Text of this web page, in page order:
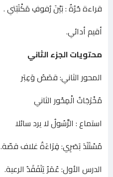
قراءة حُرُةٌ : بَيْنَ رُفوفِ مَكْتَبَتي .
أقيم أدائي.
محتويات الجزء الثاني
المحور الثاني: قصَصُ وَعِبَر
مُخْرَجَاتُ الْمِحْور الثاني
استماع : الرَّسُولُ لا يرد سائلا
مُسْتَتَدَ بَصَرِي: قِرَاءَةُ غلاف قصّة.
الدرس الأول: عُمَرُ يَتَفَقَدُ الرعية.